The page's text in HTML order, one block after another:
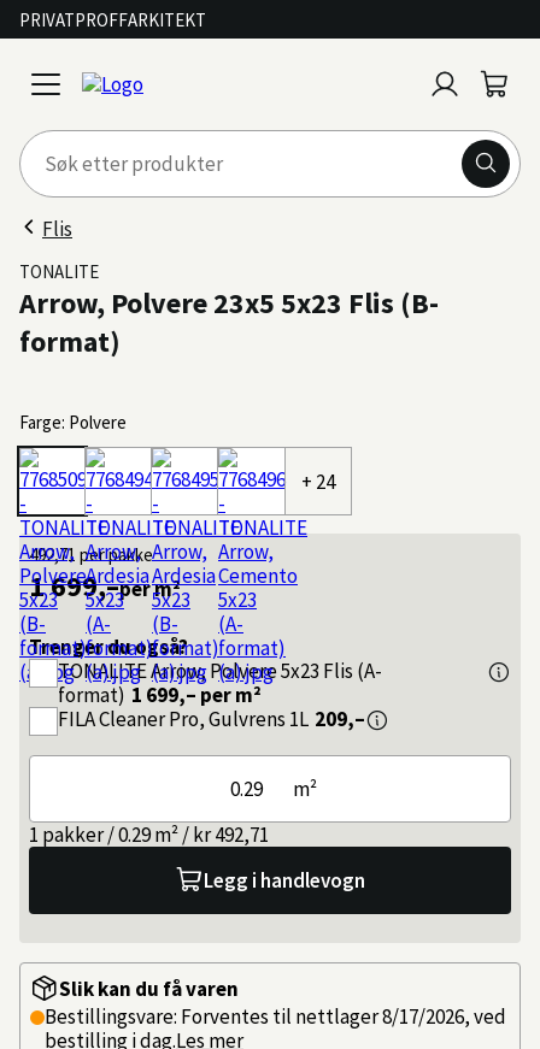
PRIVATPROFFARKITEKT
open
menu
inn
Flis
TONALITE
Arrow, Polvere 23x5 5x23 Flis (B-
format)
Farge: Polvere
+ 24
492,71 per pakke
1 699,–per m²
Trenger du også?
TONALITEArrow, Polvere 5x23 Flis (A-
format) 1 699,– per m²
FILACleaner Pro, Gulvrens 1L 209,–
m²
1 pakker / 0.29 m² / kr 492,71
Legg i handlevogn
Slik kan du få varen
Bestillingsvare: Forventes til nettlager 8/17/2026, ved
bestilling i dag.Les mer